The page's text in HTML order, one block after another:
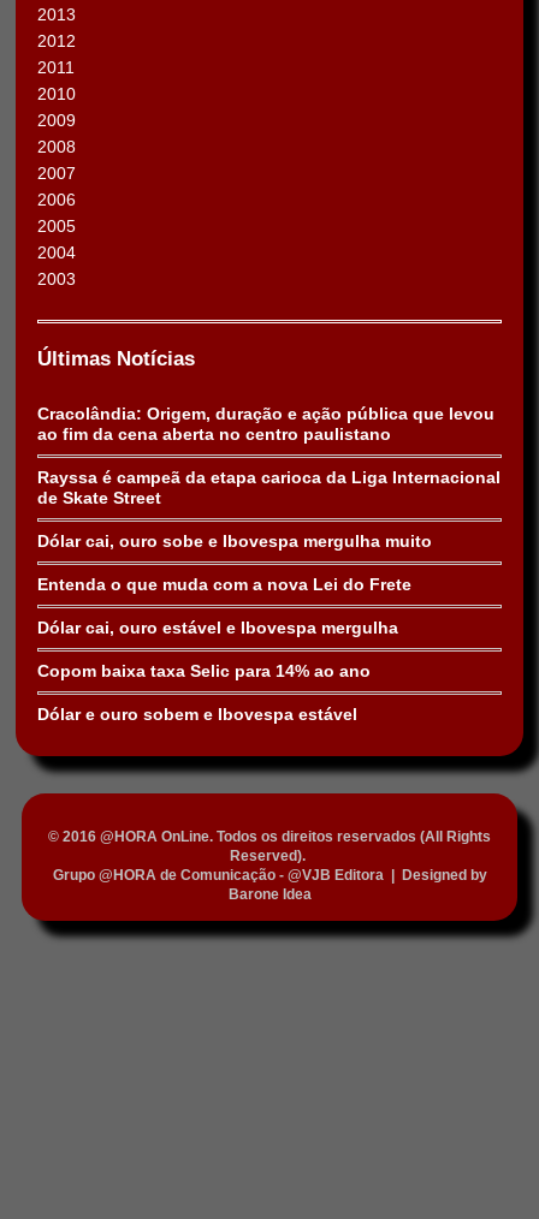
2013
2012
2011
2010
2009
2008
2007
2006
2005
2004
2003
Últimas Notícias
Cracolândia: Origem, duração e ação pública que levou
ao fim da cena aberta no centro paulistano
Rayssa é campeã da etapa carioca da Liga Internacional
de Skate Street
Dólar cai, ouro sobe e Ibovespa mergulha muito
Entenda o que muda com a nova Lei do Frete
Dólar cai, ouro estável e Ibovespa mergulha
Copom baixa taxa Selic para 14% ao ano
Dólar e ouro sobem e Ibovespa estável
© 2016 @HORA OnLine. Todos os direitos reservados (All Rights
Reserved).
Grupo @HORA de Comunicação - @VJB Editora|
Designed by
Barone Idea